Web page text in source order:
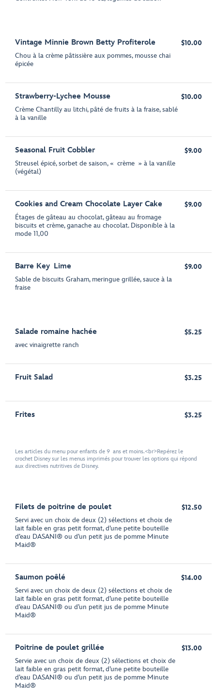
Vintage Minnie Brown Betty Profiterole
Chou à la crème pâtissière aux pommes, mousse chai
épicée
$10.00
Strawberry-Lychee Mousse
Crème Chantilly au litchi, pâté de fruits à la fraise, sablé
à la vanille
$10.00
Seasonal Fruit Cobbler
Streusel épicé, sorbet de saison, « crème » à la vanille
(végétal)
$9.00
Cookies and Cream Chocolate Layer Cake
Étages de gâteau au chocolat, gâteau au fromage
biscuits et crème, ganache au chocolat. Disponible à la
mode 11,00
$9.00
Barre Key Lime
Sable de biscuits Graham, meringue grillée, sauce à la
fraise
$9.00
Salade romaine hachée
avec vinaigrette ranch
$5.25
Fruit Salad $3.25
Frites $3.25
Les articles du menu pour enfants de 9 ans et moins.<br>Repérez le
crochet Disney sur les menus imprimés pour trouver les options qui répond
aux directives nutritives de Disney.
Filets de poitrine de poulet
Servi avec un choix de deux (2) sélections et choix de
lait faible en gras petit format, d’une petite bouteille
d’eau DASANI® ou d’un petit jus de pomme Minute
Maid®
$12.50
Saumon poêlé
Servi avec un choix de deux (2) sélections et choix de
lait faible en gras petit format, d’une petite bouteille
d’eau DASANI® ou d’un petit jus de pomme Minute
Maid®
$14.00
Poitrine de poulet grillée
Servie avec un choix de deux (2) sélections et choix de
lait faible en gras petit format, d’une petite bouteille
d’eau DASANI® ou d’un petit jus de pomme Minute
Maid®
$13.00